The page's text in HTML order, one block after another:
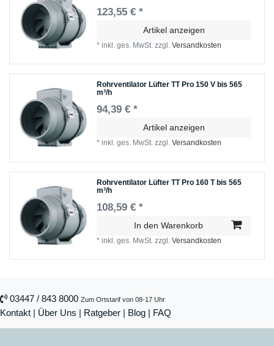
123,55 € *
Artikel anzeigen
*inkl. ges. MwSt. zzgl.Versandkosten
Rohrventilator Lüfter TT Pro 150 V bis 565
m³/h
94,39 € *
Artikel anzeigen
*inkl. ges. MwSt. zzgl.Versandkosten
Rohrventilator Lüfter TT Pro 160 T bis 565
m³/h
108,59 € *
In den Warenkorb
*inkl. ges. MwSt. zzgl.Versandkosten
03447 / 843 8000 Zum Ortstarif von 08-17 Uhr
Kontakt | Über Uns | Ratgeber | Blog | FAQ